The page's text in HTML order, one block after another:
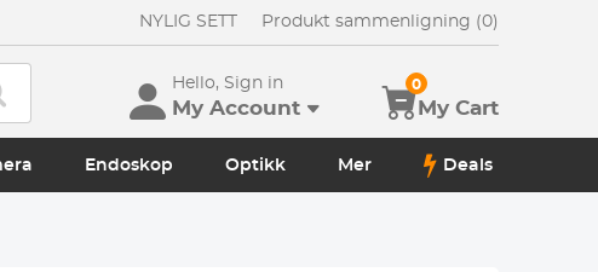
NYLIG SETT Produkt sammenligning (0)
Hello, Sign in
My Account My Cart
0
Endoskop Optikk Mer Deals